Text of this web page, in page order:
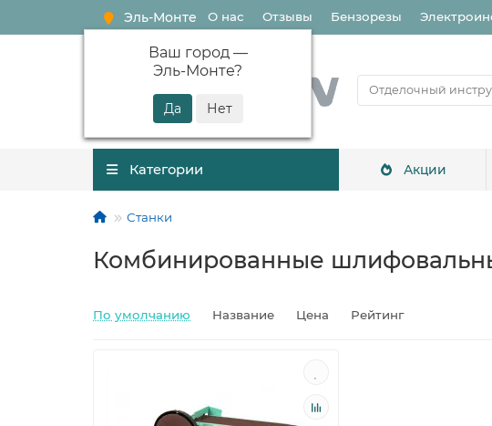
Эль-Монте
Ваш город —
Эль-Монте?
О нас Отзывы Бензорезы
Категории Акции
Станки
Комбинированные
По умолчанию Название Цена Рейтинг